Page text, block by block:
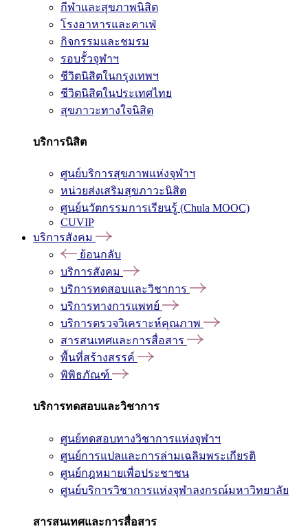
กีฬาและสุขภาพนิสิต
โรงอาหารและคาเฟ่
กิจกรรมและชมรม
รอบรั้วจุฬาฯ
ชีวิตนิสิตในกรุงเทพฯ
ชีวิตนิสิตในประเทศไทย
สุขภาวะทางใจนิสิต
บริการนิสิต
ศูนย์บริการสุขภาพแห่งจุฬาฯ
หน่วยส่งเสริมสุขภาวะนิสิต
ศูนย์นวัตกรรมการเรียนรู้ (Chula MOOC)
CUVIP
บริการสังคม
ย้อนกลับ
บริการสังคม
บริการทดสอบและวิชาการ
บริการทางการแพทย์
บริการตรวจวิเคราะห์คุณภาพ
สารสนเทศและการสื่อสาร
พื้นที่สร้างสรรค์
พิพิธภัณฑ์
บริการทดสอบและวิชาการ
ศูนย์ทดสอบทางวิชาการแห่งจุฬาฯ
ศูนย์การแปลและการล่ามเฉลิมพระเกียรติ
ศูนย์กฎหมายเพื่อประชาชน
ศูนย์บริการวิชาการแห่งจุฬาลงกรณ์มหาวิทยาลัย
สารสนเทศและการสื่อสาร